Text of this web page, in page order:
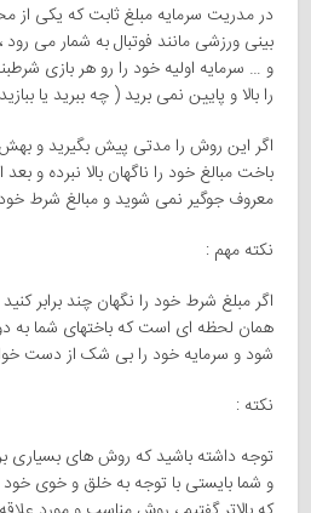
در مدریت سرمایه مبلغ ثابت که یکی
بینی ورزشی مانند فوتبال به شمار می
و … سرمایه اولیه خود را رو هر بازی
را بالا و پایین نمی برید ( چه ببرید یا
اگر این روش را مدتی پیش بگیرید و بهش
باخت مبالغ خود را ناگهان بالا نبرده و
معروف جوگیر نمی شوید و مبالغ شرط خود
نکته مهم :
اگر مبلغ شرط خود را نگهان چند برابر
همان لحظه ای است که باختهای شما به
شود و سرمایه خود را بی شک از دست
نکته :
توجه داشته باشید که روش های بسیاری
و شما بایستی با توجه به خلق و خوی